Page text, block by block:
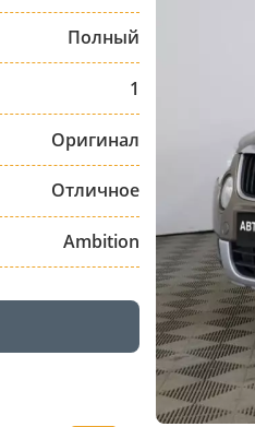
Полный
1
Оригинал
Отличное
Ambition